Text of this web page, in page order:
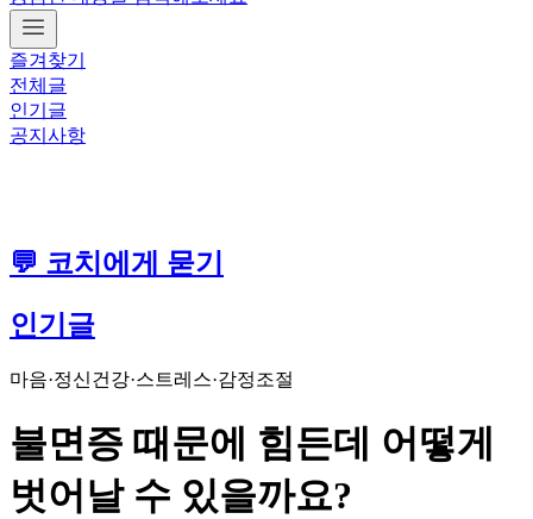
즐겨찾기
전체글
인기글
공지사항
💬 코치에게 묻기
인기글
마음·정신건강·스트레스·감정조절
불면증 때문에 힘든데 어떻게
벗어날 수 있을까요?